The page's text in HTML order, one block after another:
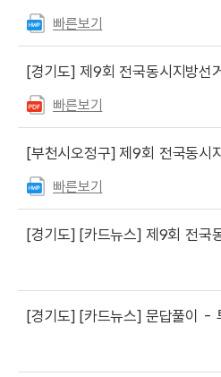
빠른보기
[경기도] 제9회 전국동시지방선거
빠른보기
[부천시오정구] 제9회 전국동시지방선거
빠른보기
[경기도] [카드뉴스] 제9회 전국동시지방
[경기도] [카드뉴스] 문답풀이 -